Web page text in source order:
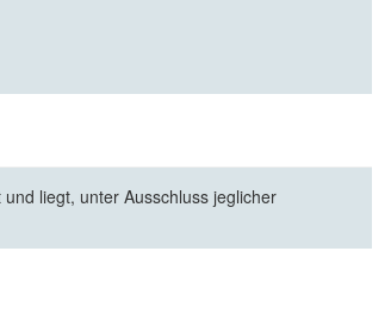
liegt, unter Ausschluss jeglicher